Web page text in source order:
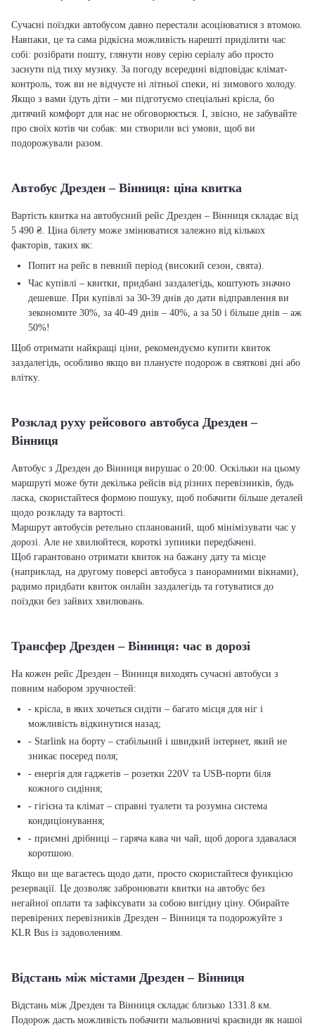
Сучасні поїздки автобусом давно перестали асоціюватися з втомою.
Навпаки, це та сама рідкісна можливість нарешті приділити час
собі: розібрати пошту, глянути нову серію серіалу або просто
заснути під тиху музику. За погоду всередині відповідає клімат-
контроль, тож ви не відчуєте ні літньої спеки, ні зимового холоду.
Якщо з вами їдуть діти – ми підготуємо спеціальні крісла, бо
дитячий комфорт для нас не обговорюється. І, звісно, не забувайте
про своїх котів чи собак: ми створили всі умови, щоб ви
подорожували разом.
Автобус Дрезден – Вінниця: ціна квитка
Вартість квитка на автобусний рейс Дрезден – Вінниця складає від
5 490 ₴. Ціна білету може змінюватися залежно від кількох
факторів, таких як:
Попит на рейс в певний період (високий сезон, свята).
Час купівлі – квитки, придбані заздалегідь, коштують значно
дешевше. При купівлі за 30-39 днів до дати відправлення ви
зекономите 30%, за 40-49 днів – 40%, а за 50 і більше днів – аж
50%!
Щоб отримати найкращі ціни, рекомендуємо купити квиток
заздалегідь, особливо якщо ви плануєте подорож в святкові дні або
влітку.
Розклад руху рейсового автобуса Дрезден –
Вінниця
Автобус з Дрезден до Вінниця вирушає о 20:00. Оскільки на цьому
маршруті може бути декілька рейсів від різних перевізників, будь
ласка, скористайтеся формою пошуку, щоб побачити більше деталей
щодо розкладу та вартості.
Маршрут автобусів ретельно спланований, щоб мінімізувати час у
дорозі. Але не хвилюйтеся, короткі зупинки передбачені.
Щоб гарантовано отримати квиток на бажану дату та місце
(наприклад, на другому поверсі автобуса з панорамними вікнами),
радимо придбати квиток онлайн заздалегідь та готуватися до
поїздки без зайвих хвилювань.
Трансфер Дрезден – Вінниця: час в дорозі
На кожен рейс Дрезден – Вінниця виходять сучасні автобуси з
повним набором зручностей:
- крісла, в яких хочеться сидіти – багато місця для ніг і
можливість відкинутися назад;
- Starlink на борту – стабільний і швидкий інтернет, який не
зникає посеред поля;
- енергія для гаджетів – розетки 220V та USB-порти біля
кожного сидіння;
- гігієна та клімат – справні туалети та розумна система
кондиціонування;
- приємні дрібниці – гаряча кава чи чай, щоб дорога здавалася
коротшою.
Якщо ви ще вагаєтесь щодо дати, просто скористайтеся функцією
резервації. Це дозволяє забронювати квитки на автобус без
негайної оплати та зафіксувати за собою вигідну ціну. Обирайте
перевірених перевізників Дрезден – Вінниця та подорожуйте з
KLR Bus із задоволенням.
Відстань між містами Дрезден – Вінниця
Відстань між Дрезден та Вінниця складає близько 1331.8 км.
Подорож дасть можливість побачити мальовничі краєвиди як нашої